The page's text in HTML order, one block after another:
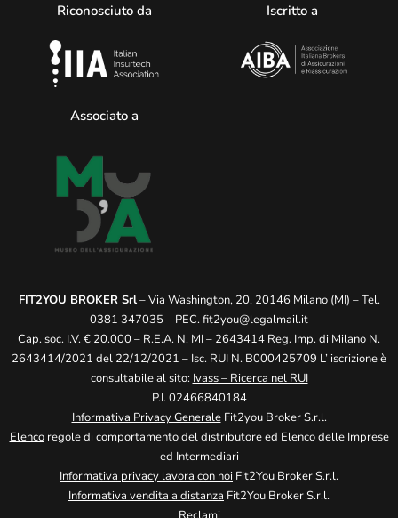
Riconosciuto da Iscritto a
Associato a
FIT2YOU BROKER Srl– Via Washington, 20, 20146 Milano (MI) – Tel.
0381 347035 – PEC. fit2you@legalmail.it
Cap. soc. I.V. € 20.000 – R.E.A. N. MI – 2643414 Reg. Imp. di Milano N.
2643414/2021 del 22/12/2021 – Isc. RUI N. B000425709 L’ iscrizione è
consultabile al sito: Ivass – Ricerca nel RUI
P.I. 02466840184
Informativa Privacy GeneraleFit2you Broker S.r.l.
Elencoregole di comportamento del distributore ed Elenco delle Imprese
ed Intermediari
Informativa privacy lavora con noi Fit2You Broker S.r.l.
Informativa vendita a distanza Fit2You Broker S.r.l.